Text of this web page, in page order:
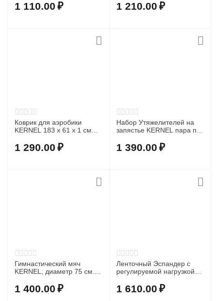
1 110.00 ₽ 1 210.00 ₽
Коврик для аэробики
KERNEL 183 х 61 х 1 см
1 290.00 ₽
Набор Утяжелителей на
запястье KERNEL пара по
1 390.00 ₽
Гимнастический мяч
KERNEL, диаметр 75 см.
1 400.00 ₽
Ленточный Эспандер с
регулируемой нагрузкой
1 610.00 ₽